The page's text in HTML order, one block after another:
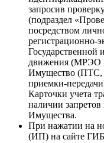
запросив
(подраздел
посредством
регистрационно-
Государственной
движения (МРЭО
Имущество (ПТС,
приемки-
Карточки учета
наличии
Имущества.
При нажатии на
(ИП) на сайте